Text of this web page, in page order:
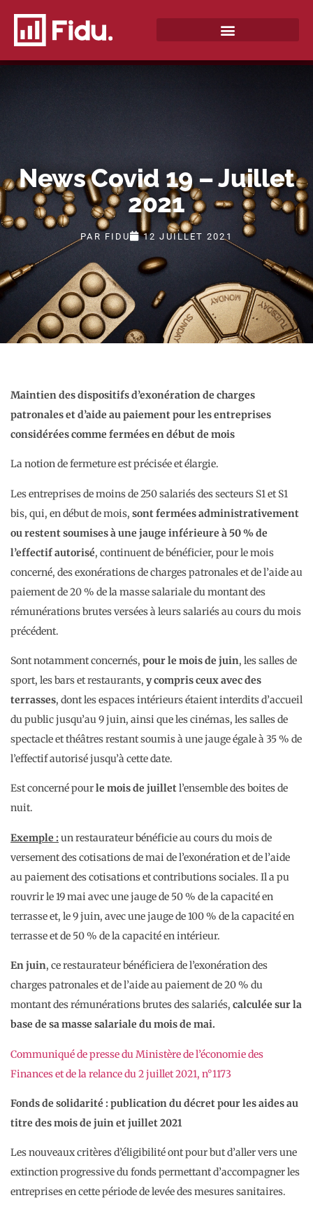
News Covid 19 – Juillet
2021
PAR FIDU 12 JUILLET 2021
Maintien des dispositifs d’exonération de charges
patronales et d’aide au paiement pour les entreprises
considérées comme fermées en début de mois
La notion de fermeture est précisée et élargie.
Les entreprises de moins de 250 salariés des secteurs S1 et S1
bis, qui, en début de mois, sont fermées administrativement
ou restent soumises à une jauge inférieure à 50 % de
l’effectif autorisé, continuent de bénéficier, pour le mois
concerné, des exonérations de charges patronales et de l’aide au
paiement de 20 % de la masse salariale du montant des
rémunérations brutes versées à leurs salariés au cours du mois
précédent.
Sont notamment concernés, pour le mois de juin, les salles de
sport, les bars et restaurants, y compris ceux avec des
terrasses, dont les espaces intérieurs étaient interdits d’accueil
du public jusqu’au 9 juin, ainsi que les cinémas, les salles de
spectacle et théâtres restant soumis à une jauge égale à 35 % de
l’effectif autorisé jusqu’à cette date.
Est concerné pourle mois de juilletl’ensemble des boites de
nuit.
Exemple : un restaurateur bénéficie au cours du mois de
versement des cotisations de mai de l’exonération et de l’aide
au paiement des cotisations et contributions sociales. Il a pu
rouvrir le 19 mai avec une jauge de 50 % de la capacité en
terrasse et, le 9 juin, avec une jauge de 100 % de la capacité en
terrasse et de 50 % de la capacité en intérieur.
En juin, ce restaurateur bénéficiera de l’exonération des
charges patronales et de l’aide au paiement de 20 % du
montant des rémunérations brutes des salariés, calculée sur la
base de sa masse salariale du mois de mai.
Communiqué de presse du Ministère de l’économie des
Finances et de la relance du 2 juillet 2021, n°1173
Fonds de solidarité : publication du décret pour les aides au
titre des mois de juin et juillet 2021
Les nouveaux critères d’éligibilité ont pour but d’aller vers une
extinction progressive du fonds permettant d’accompagner les
entreprises en cette période de levée des mesures sanitaires.